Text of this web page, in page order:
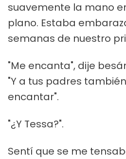
suavemente la mano
plano. Estaba
semanas de nuestro
"Me encanta", dije
"Y a tus padres
encantar".
"¿Y Tessa?".
Sentí que se me